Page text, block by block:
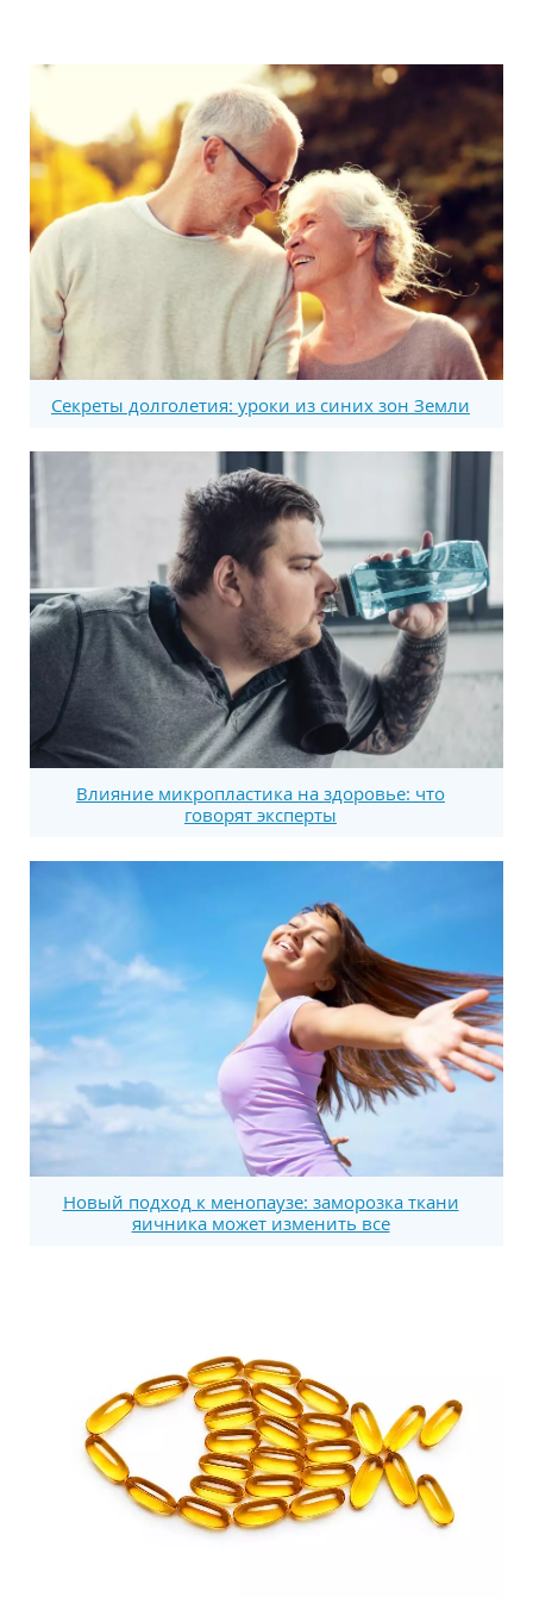
Секреты долголетия: уроки из синих зон Земли
Влияние микропластика на здоровье: что
говорят эксперты
Новый подход к менопаузе: заморозка ткани
яичника может изменить все